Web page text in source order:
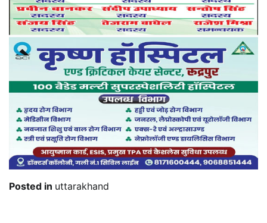
Posted in uttarakhand